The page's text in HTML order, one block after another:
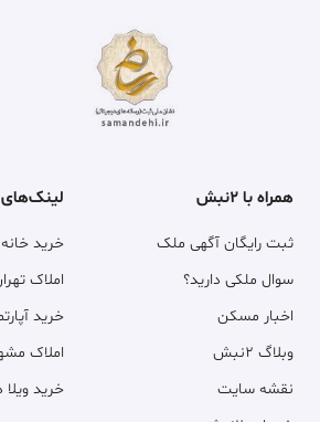
همراه با ۲نبش
ثبت رایگان آگهی ملک
سوال ملکی دارید؟
اخبار مسکن
وبلاگ ۲نبش
نقشه سایت
خرید
املاک
خرید
املاک
خرید